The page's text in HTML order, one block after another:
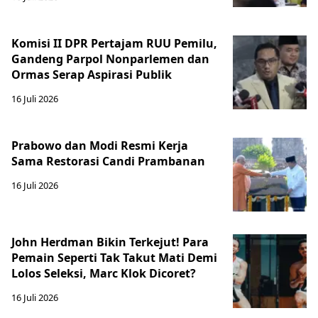
Komisi II DPR Pertajam RUU Pemilu,
Gandeng Parpol Nonparlemen dan
Ormas Serap Aspirasi Publik
16 Juli 2026
Prabowo dan Modi Resmi Kerja
Sama Restorasi Candi Prambanan
16 Juli 2026
John Herdman Bikin Terkejut! Para
Pemain Seperti Tak Takut Mati Demi
Lolos Seleksi, Marc Klok Dicoret?
16 Juli 2026